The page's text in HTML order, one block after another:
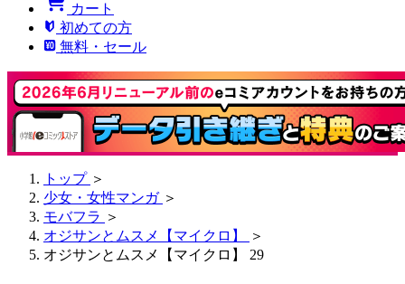
カート
初めての方
無料・セール
トップ ＞
少女・女性マンガ ＞
モバフラ ＞
オジサンとムスメ【マイクロ】
＞
オジサンとムスメ【マイクロ】 29